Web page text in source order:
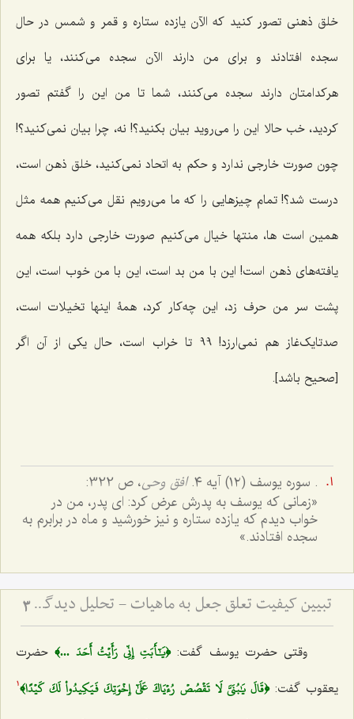
خلق ذهنی تصور کنید که الآن یازده ستاره و قمر و شمس در حال
سجده افتادند و برای من دارند الآن سجده می‌کنند، یا برای
هرکدامتان‌ دارند سجده می‌کنند، شما تا من این را گفتم تصور
کردید، خب حالا این را می‌روید بیان بکنید؟! نه، چرا بیان نمی‌کنید؟!
چون صورت خارجی ندارد و حکم به اتحاد نمی‌کنید، خلق ذهن است،
درست شد؟! تمام چیزهایی را که ما می‌رویم نقل می‌کنیم همه مثل
همین است ها، منتها خیال می‌کنیم صورت خارجی دارد بلکه همه
یافته‌های ذهن است! این با من بد است، این با من خوب است، این
پشت سر من حرف زد، این چه‌کار کرد، همۀ اینها تخیلات است،
صدتایک‌غاز هم نمی‌ارزد! 99 تا خراب است، حال یکی از آن اگر
[صحیح باشد].
. سوره یوسف (١٢) آیه ٤. افق وحی، ص 322:
«زمانی که یوسف به پدرش عرض کرد: ای پدر، من در
خواب دیدم که یازده ستاره و نیز خورشید و ماه در برابرم به
سجده افتادند.»
تبیین کیفیت تعلق جعل به ماهیات - تحلیل دیدگاه اصالت ماهیت و نسبت آن با واقعیت‌های خارجی 3
وقتی حضرت یوسف گفت:﴿يَٰٓأَبَتِ إِنِّي رَأَيۡتُ أَحَدَ ...﴾حضرت
یعقوب گفت:﴿قَالَ يَٰبُنَيَّ لَا تَقۡصُصۡ رُءۡيَاكَ عَلَىٰٓ إِخۡوَتِكَ فَيَكِيدُواْ لَكَ كَيۡدًا﴾1